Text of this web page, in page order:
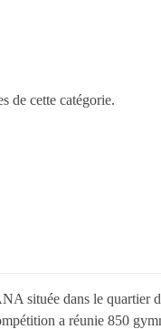
de cette catégorie.
située dans le quartier
a réunie 850